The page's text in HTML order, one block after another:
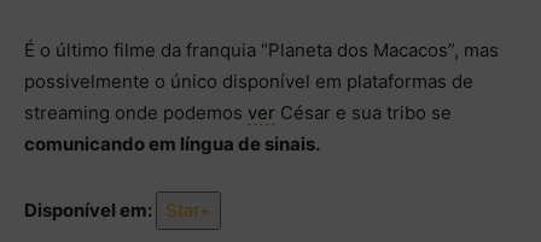
É o último filme da franquia “Planeta dos Macacos”, mas
possivelmente o único disponível em plataformas de
streaming onde podemos ver César e sua tribo se
comunicando em língua de sinais.
Disponível em: Star+